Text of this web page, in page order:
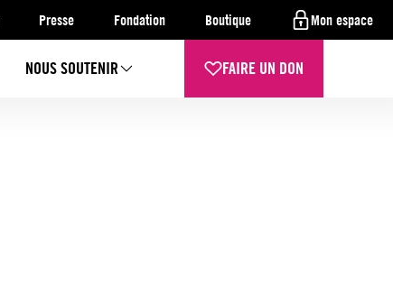
Presse Fondation Boutique Mon espace
NOUS SOUTENIR FAIRE UN DON